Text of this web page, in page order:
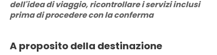
dell'idea di viaggio, ricontrollare i servizi inclusi
prima di procedere con la conferma
A proposito della destinazione